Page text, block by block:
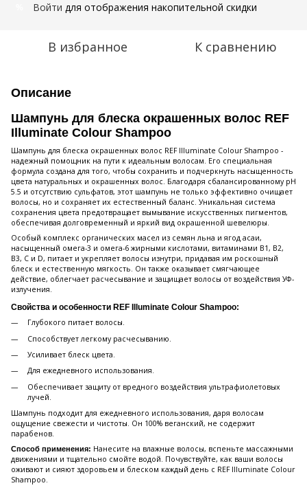
Войти для отображения накопительной скидки
В избранное К сравнению
Описание
Шампунь для блеска окрашенных волос REF
Illuminate Colour Shampoo
Шампунь для блеска окрашенных волос REF Illuminate Colour Shampoo -
надежный помощник на пути к идеальным волосам. Его специальная
формула создана для того, чтобы сохранить и подчеркнуть насыщенность
цвета натуральных и окрашенных волос. Благодаря сбалансированному pH
5.5 и отсутствию сульфатов, этот шампунь не только эффективно очищает
волосы, но и сохраняет их естественный баланс. Уникальная система
сохранения цвета предотвращает вымывание искусственных пигментов,
обеспечивая долговременный и яркий вид окрашенной шевелюры.
Особый комплекс органических масел из семян льна и ягод асаи,
насыщенный омега-3 и омега-6 жирными кислотами, витаминами B1, B2,
B3, C и D, питает и укрепляет волосы изнутри, придавая им роскошный
блеск и естественную мягкость. Он также оказывает смягчающее
действие, облегчает расчесывание и защищает волосы от воздействия УФ-
излучения.
Свойства и особенности REF Illuminate Colour Shampoo:
Глубокого питает волосы.
Способствует легкому расчесыванию.
Усиливает блеск цвета.
Для ежедневного использования.
Обеспечивает защиту от вредного воздействия ультрафиолетовых
лучей.
Шампунь подходит для ежедневного использования, даря волосам
ощущение свежести и чистоты. Он 100% веганский, не содержит
парабенов.
Способ применения: Нанесите на влажные волосы, вспеньте массажными
движениями и тщательно смойте водой. Почувствуйте, как ваши волосы
оживают и сияют здоровьем и блеском каждый день с REF Illuminate Colour
Shampoo.